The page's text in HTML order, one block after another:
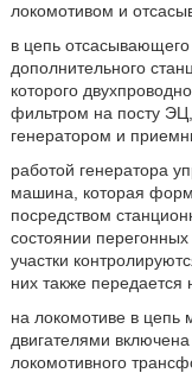
локомотивом и
в цепь
дополнительного
которого
фильтром на посту
генератором и
работой генератора
машина, которая
посредством
состоянии
участки
них также
на локомотиве в цепь
двигателями
локомотивного